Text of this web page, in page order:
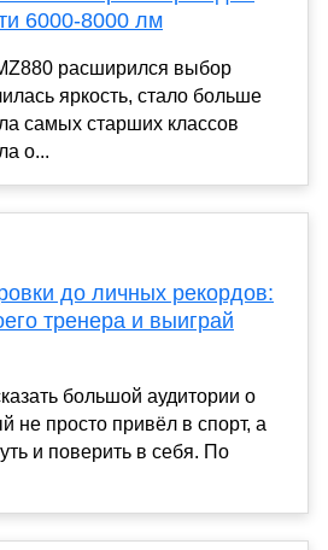
6000-8000 лм
расширился выбор
яркость, стало больше
самых старших классов
о...
до личных рекордов:
тренера и выиграй
большой аудитории о
не просто привёл в спорт, а
и поверить в себя. По